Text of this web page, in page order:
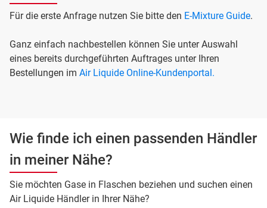
Für die erste Anfrage nutzen Sie bitte den E-Mixture Guide.
Ganz einfach nachbestellen können Sie unter Auswahl
eines bereits durchgeführten Auftrages unter Ihren
Bestellungen im Air Liquide Online-Kundenportal.
Wie finde ich einen passenden Händler
in meiner Nähe?
Sie möchten Gase in Flaschen beziehen und suchen einen
Air Liquide Händler in Ihrer Nähe?